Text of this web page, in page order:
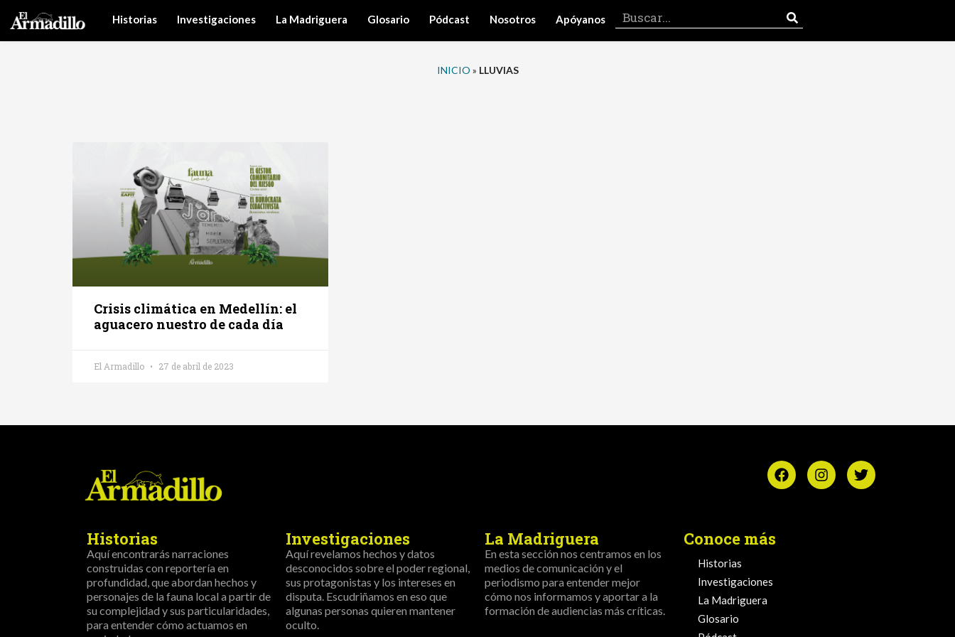
Historias Investigaciones La Madriguera Glosario Pódcast Nosotros Apóyanos
INICIO » LLUVIAS
Crisis climática en Medellín: el
aguacero nuestro de cada día
El Armadillo 27 de abril de 2023
Historias
Aquí encontrarás narraciones
construidas con reportería en
profundidad, que abordan hechos y
personajes de la fauna local a partir de
su complejidad y sus particularidades,
para entender cómo actuamos en
Investigaciones
Aquí revelamos hechos y datos
desconocidos sobre el poder regional,
sus protagonistas y los intereses en
disputa. Escudriñamos en eso que
algunas personas quieren mantener
oculto.
La Madriguera
En esta sección nos centramos en los
medios de comunicación y el
periodismo para entender mejor
cómo nos informamos y aportar a la
formación de audiencias más críticas.
Conoce más
Historias
Investigaciones
La Madriguera
Glosario